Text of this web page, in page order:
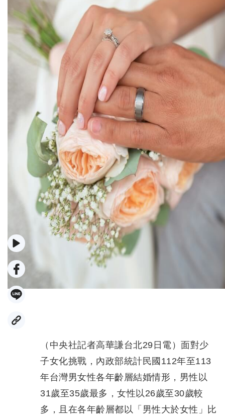
示意圖（圖取自Unsplash圖庫）
（中央社記者高華謙台北29日電）面對少
子女化挑戰，內政部統計民國112年至113
年台灣男女性各年齡層結婚情形，男性以
31歲至35歲最多，女性以26歲至30歲較
多，且在各年齡層都以「男性大於女性」比